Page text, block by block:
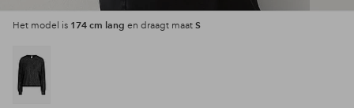
Het model is 174 cm lang en draagt maat S